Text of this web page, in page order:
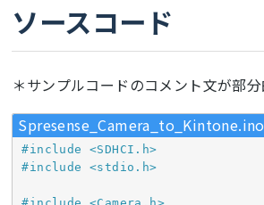
ソースコード
＊サンプルコードのコメント文が部
Spresense_Camera_to_Kintone.ino
#include
<SDHCI.h>
#include <stdio.h>